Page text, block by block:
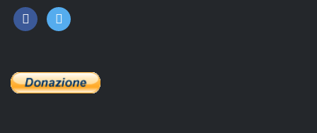
facebook
twitter